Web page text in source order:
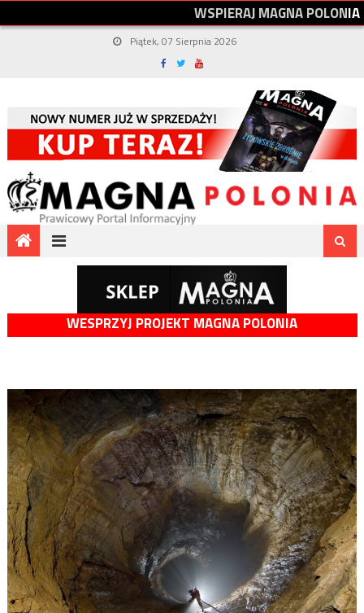
WSPIERAJMAGNAPOLONIA
Piątek, 07 Sierpnia 2026
WESPRZYJ PROJEKT MAGNA POLONIA